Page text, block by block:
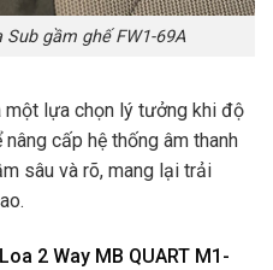
gầm ghế FW1-69A
một lựa chọn lý tưởng khi độ
cấp hệ thống âm thanh
sâu và rõ, mang lại trải
2 Way MB QUART M1-